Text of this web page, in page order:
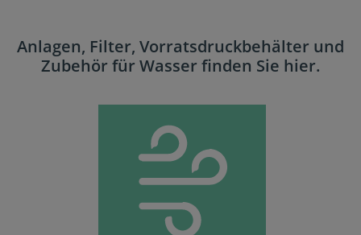
Anlagen, Filter, Vorratsdruckbehälter und
Zubehör für Wasser finden Sie hier.